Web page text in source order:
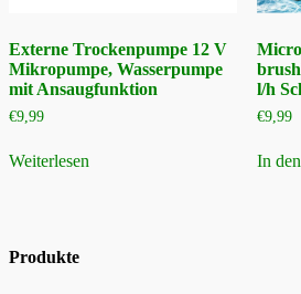
Externe Trockenpumpe 12 V
Mikropumpe, Wasserpumpe
mit Ansaugfunktion
€9,99
Weiterlesen
Micro
l/h
€9,99
In
Produkte